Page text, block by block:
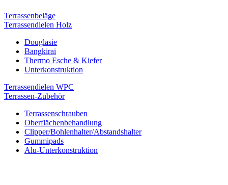
Terrassenbeläge
Terrassendielen Holz
Douglasie
Bangkirai
Thermo Esche & Kiefer
Unterkonstruktion
Terrassendielen WPC
Terrassen-Zubehör
Terrassenschrauben
Oberflächenbehandlung
Clipper/Bohlenhalter/Abstandshalter
Gummipads
Alu-Unterkonstruktion